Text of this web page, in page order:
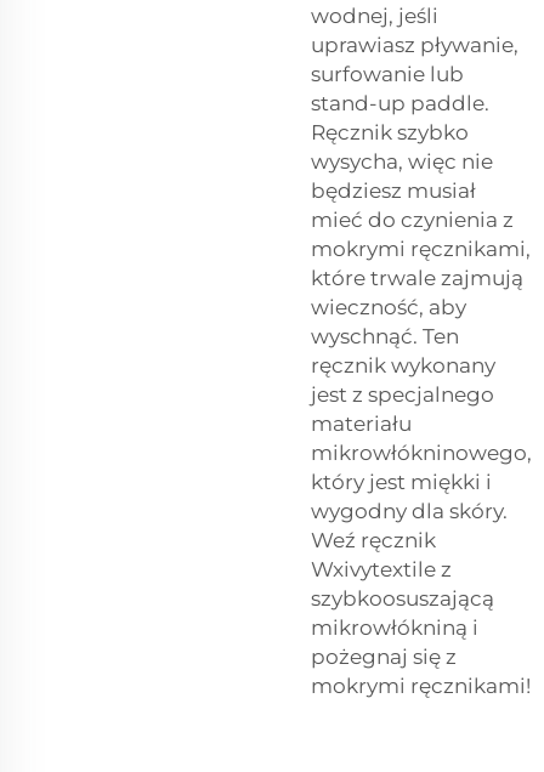
wodnej, jeśli
uprawiasz pływanie,
surfowanie lub
stand-up paddle.
Ręcznik szybko
wysycha, więc nie
będziesz musiał
mieć do czynienia z
mokrymi ręcznikami,
które trwale zajmują
wieczność, aby
wyschnąć. Ten
ręcznik wykonany
jest z specjalnego
materiału
mikrowłókninowego,
który jest miękki i
wygodny dla skóry.
Weź ręcznik
Wxivytextile z
szybkoosuszającą
mikrowłókniną i
pożegnaj się z
mokrymi ręcznikami!